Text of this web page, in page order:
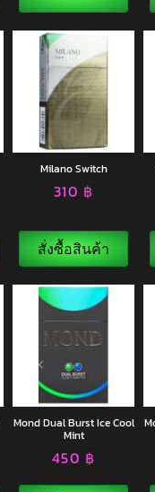
Milano Switch
310 ฿
สั่งซื้อสินค้า
Mond Dual Burst Ice Cool
Mint
450 ฿